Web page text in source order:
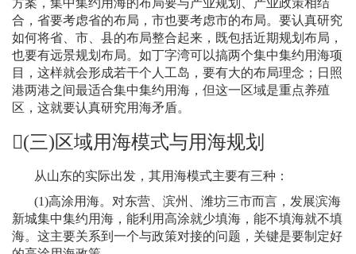
方案，集中集约用海的布局要与产业规划、产业政策相结
合，省要考虑省的布局，市也要考虑市的布局。要认真研究
如何将省、市、县的布局整合起来，既包括近期规划布局，
也要有远景规划布局。如丁字湾可以搞两个集中集约用海项
目，这样就会形成若干个人工岛，要有大的布局理念；日照
港两港之间最适合集中集约用海，但这一区域是重点养殖
区，这就要认真研究用海矛盾。
(三) 区域用海模式与用海规划
从山东的实际出发，其用海模式主要有三种：
(1)高涂用海。对东营、滨州、潍坊三市而言，发展滨海
新城集中集约用海，能利用高涂就少填海，能不填海就不填
海。这主要关系到一个与政策对接的问题，关键是要制定好